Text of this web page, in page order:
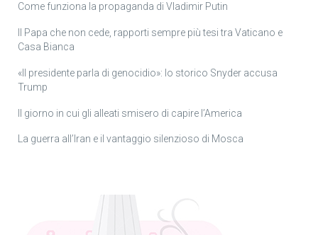
Come funziona la propaganda di Vladimir Putin
Il Papa che non cede, rapporti sempre più tesi tra Vaticano e
Casa Bianca
«Il presidente parla di genocidio»: lo storico Snyder accusa
Trump
Il giorno in cui gli alleati smisero di capire l’America
La guerra all’Iran e il vantaggio silenzioso di Mosca